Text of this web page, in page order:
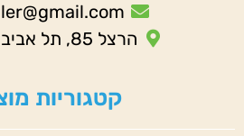
הרצל 85, תל אביב 6655404
קטגוריות